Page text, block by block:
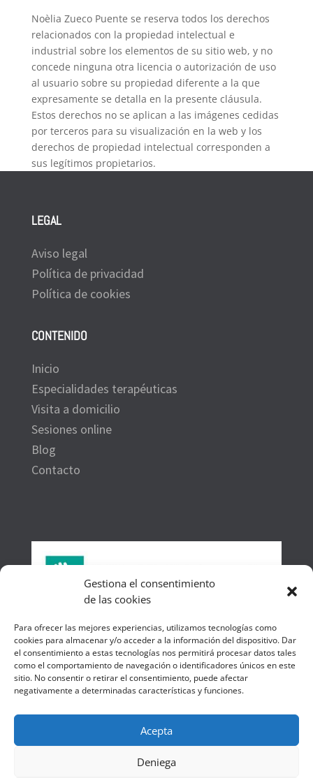
Gestiona el consentimiento
de las cookies
Para ofrecer las mejores experiencias, utilizamos tecnologías como
cookies para almacenar y/o acceder a la información del dispositivo. Dar
el consentimiento a estas tecnologías nos permitirá procesar datos tales
como el comportamiento de navegación o identificadores únicos en este
sitio. No consentir o retirar el consentimiento, puede afectar
negativamente a determinadas características y funciones.
Acepta
Deniega
Noèlia Zueco Puente se reserva todos los derechos
relacionados con la propiedad intelectual e
industrial sobre los elementos de su sitio web, y no
concede ninguna otra licencia o autorización de uso
al usuario sobre su propiedad diferente a la que
expresamente se detalla en la presente cláusula.
Estos derechos no se aplican a las imágenes cedidas
por terceros para su visualización en la web y los
derechos de propiedad intelectual corresponden a
sus legítimos propietarios.
LEGAL
Aviso legal
Política de privacidad
Política de cookies
CONTENIDO
Inicio
Especialidades terapéuticas
Visita a domicilio
Sesiones online
Blog
Contacto
Número de colegiada: 1523